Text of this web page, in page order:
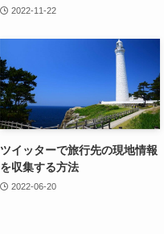
2022-11-22
ツイッターで旅行先の現地情報
を収集する方法
2022-06-20